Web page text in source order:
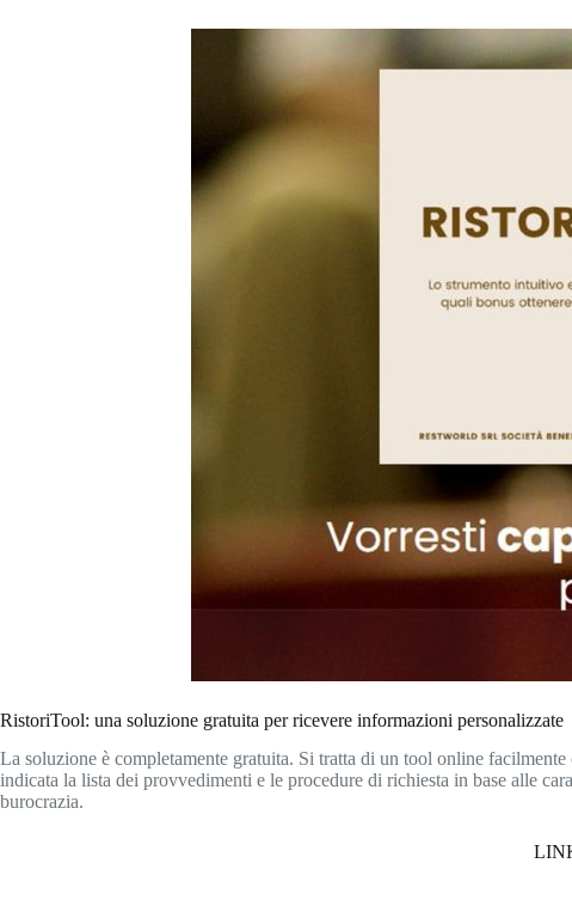
RistoriTool: una soluzione gratuita per ricevere informazioni personalizzate
La soluzione è completamente gratuita. Si tratta di un tool online
indicata la lista dei provvedimenti e le procedure di richiesta in base alle
burocrazia.